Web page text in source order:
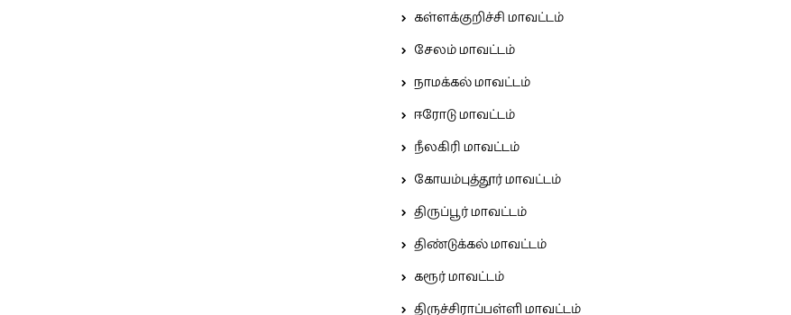
கள்ளக்குறிச்சி மாவட்டம்
சேலம் மாவட்டம்
நாமக்கல் மாவட்டம்
ஈரோடு மாவட்டம்
நீலகிரி மாவட்டம்
கோயம்புத்தூர் மாவட்டம்
திருப்பூர் மாவட்டம்
திண்டுக்கல் மாவட்டம்
கரூர் மாவட்டம்
திருச்சிராப்பள்ளி மாவட்டம்